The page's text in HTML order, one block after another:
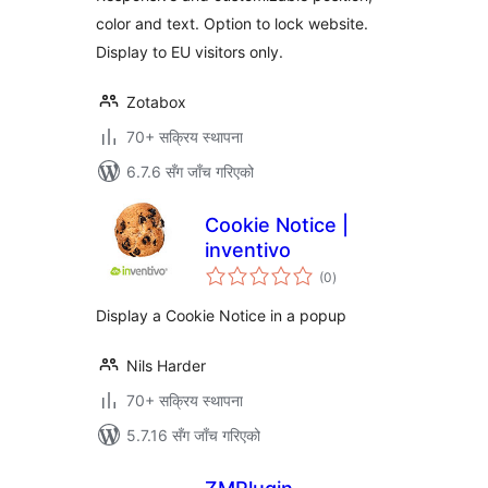
color and text. Option to lock website.
Display to EU visitors only.
Zotabox
70+ सक्रिय स्थापना
6.7.6 सँग जाँच गरिएको
Cookie Notice |
inventivo
(0कुल
रेटिङ्गहरू
)
Display a Cookie Notice in a popup
Nils Harder
70+ सक्रिय स्थापना
5.7.16 सँग जाँच गरिएको